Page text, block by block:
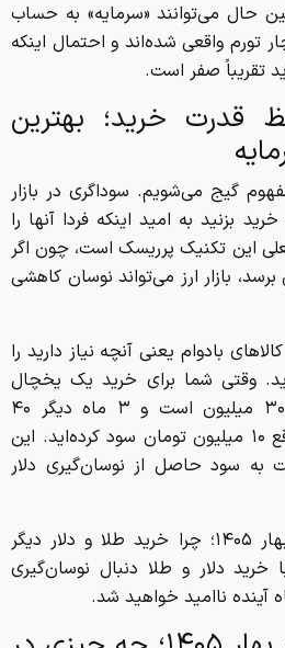
حال می‌توانند «سرمایه» به حساب
تورم واقعی شده‌اند و احتمال اینکه
تقریباً صفر است.
قدرت خرید؛ بهترین
گیج می‌شویم. سوداگری در بازار
بزنید به امید اینکه فردا آنها را
این تکنیک پرریسک است، چون اگر
بازار ارز می‌تواند نوسان کاهشی
بادوام یعنی آنچه نیاز دارید را
وقتی شما برای خرید یک یخچال
اقدام می‌کنید که امروز ۳۰ میلیون است و ۳ ماه دیگر ۴۰
میلیون خواهد شد، در واقع ۱۰ میلیون تومان سود کرده‌اید. این
به سود حاصل از نوسان‌گیری دلار
بهترین سرمایه‌گذاری در بهار ۱۴۰۵؛ چرا خرید طلا و دلار دیگر
(۱) اگر با خرید دلار و طلا دنبال نوسان‌گیری